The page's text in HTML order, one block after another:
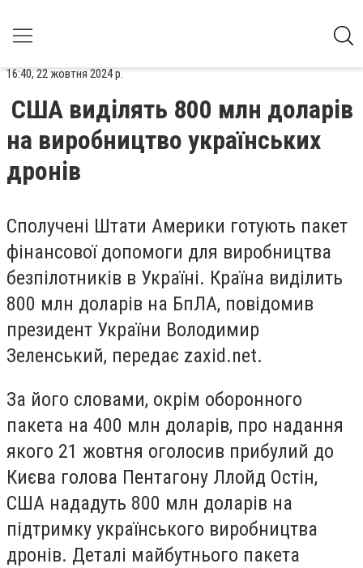
16:40, 22 жовтня 2024 р.
США виділять 800 млн доларів
на виробництво українських
дронів
Сполучені Штати Америки готують пакет
фінансової допомоги для виробництва
безпілотників в Україні. Країна виділить
800 млн доларів на БпЛА, повідомив
президент України Володимир
Зеленський, передає zaxid.net.
За його словами, окрім оборонного
пакета на 400 млн доларів, про надання
якого 21 жовтня оголосив прибулий до
Києва голова Пентагону Ллойд Остін,
США нададуть 800 млн доларів на
підтримку українського виробництва
дронів. Деталі майбутнього пакета